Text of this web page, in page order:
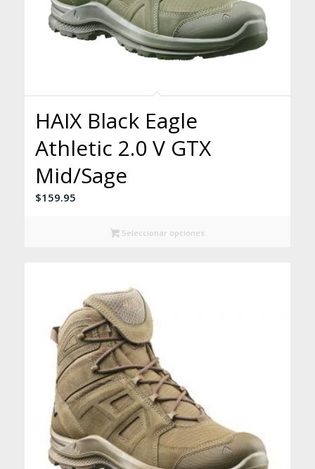
HAIX Black Eagle
Athletic 2.0 V GTX
Mid/Sage
$159.95
Seleccionar opciones